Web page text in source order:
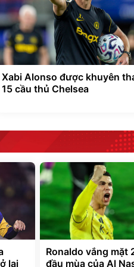
Xabi Alonso được khuyên
15 cầu thủ Chelsea
lại
Ronaldo vắng mặt
đầu mùa của Al